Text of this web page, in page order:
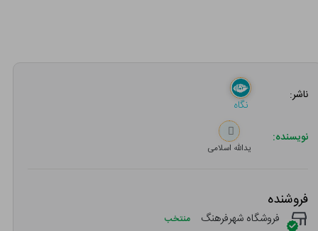
ناشر:
نگاه
نویسنده:
یدالله اسلامی
فروشنده
فروشگاه شهرفرهنگ منتخب